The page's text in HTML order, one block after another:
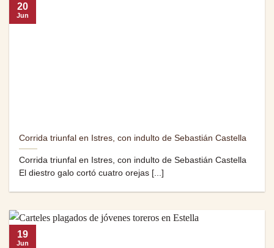
Corrida triunfal en Istres, con indulto de Sebastián Castella
Corrida triunfal en Istres, con indulto de Sebastián Castella
El diestro galo cortó cuatro orejas [...]
20
Jun
19
Jun